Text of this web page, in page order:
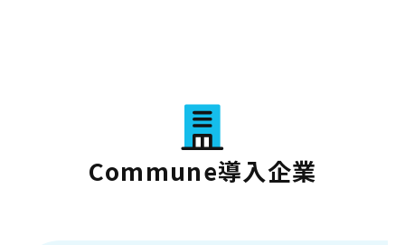
Commune導入企業